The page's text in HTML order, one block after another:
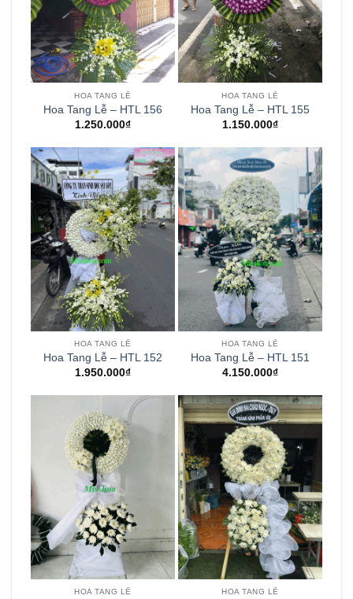
HOA TANG LỄ
Hoa Tang Lễ – HTL 156
1.250.000₫
HOA TANG LỄ
Hoa Tang Lễ – HTL 155
1.150.000₫
HOA TANG LỄ
Hoa Tang Lễ – HTL 152
1.950.000₫
HOA TANG LỄ
Hoa Tang Lễ – HTL 151
4.150.000₫
HOA TANG LỄ HOA TANG LỄ